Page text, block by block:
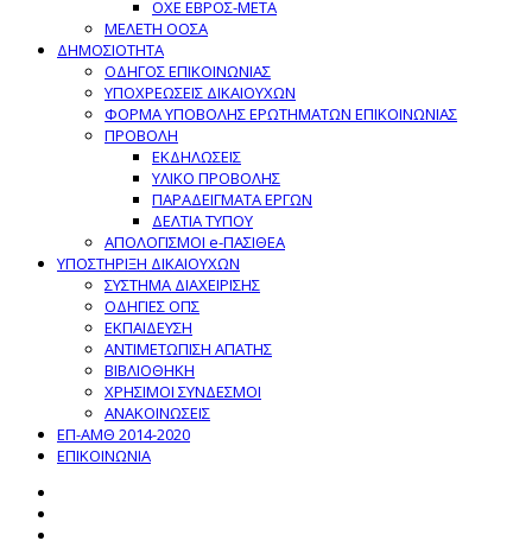
ΟΧΕ ΕΒΡΟΣ-ΜΕΤΑ
ΜΕΛΕΤΗ ΟΟΣΑ
ΔΗΜΟΣΙΟΤΗΤΑ
ΟΔΗΓΟΣ ΕΠΙΚΟΙΝΩΝΙΑΣ
ΥΠΟΧΡΕΩΣΕΙΣ ΔΙΚΑΙΟΥΧΩΝ
ΦΟΡΜΑ ΥΠΟΒΟΛΗΣ ΕΡΩΤΗΜΑΤΩΝ ΕΠΙΚΟΙΝΩΝΙΑΣ
ΠΡΟΒΟΛΗ
ΕΚΔΗΛΩΣΕΙΣ
ΥΛΙΚΟ ΠΡΟΒΟΛΗΣ
ΠΑΡΑΔΕΙΓΜΑΤΑ ΕΡΓΩΝ
ΔΕΛΤΙΑ ΤΥΠΟΥ
ΑΠΟΛΟΓΙΣΜΟΙ e-ΠΑΣΙΘΕΑ
ΥΠΟΣΤΗΡΙΞΗ ΔΙΚΑΙΟΥΧΩΝ
ΣΥΣΤΗΜΑ ΔΙΑΧΕΙΡΙΣΗΣ
ΟΔΗΓΙΕΣ ΟΠΣ
ΕΚΠΑΙΔΕΥΣΗ
ΑΝΤΙΜΕΤΩΠΙΣΗ ΑΠΑΤΗΣ
ΒΙΒΛΙΟΘΗΚΗ
ΧΡΗΣΙΜΟΙ ΣΥΝΔΕΣΜΟΙ
ΑΝΑΚΟΙΝΩΣΕΙΣ
ΕΠ-ΑΜΘ 2014-2020
ΕΠΙΚΟΙΝΩΝΙΑ